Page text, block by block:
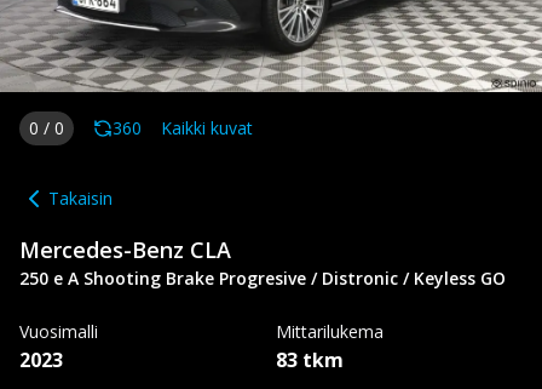
0 / 0 360 Kaikki kuvat
Takaisin
Mercedes-Benz CLA
250 e A Shooting Brake Progresive / Distronic / Keyless GO
Vuosimalli
2023
Mittarilukema
83 tkm